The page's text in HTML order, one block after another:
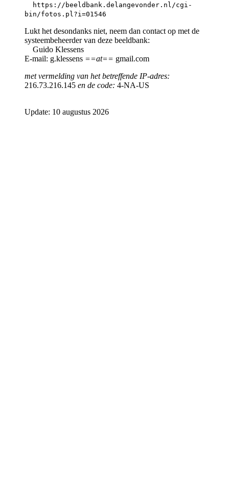
https://beeldbank.delangevonder.nl/cgi-
bin/fotos.pl?i=01546
Lukt het desondanks niet, neem dan contact op met de
systeembeheerder van deze beeldbank:
Guido Klessens
E-mail: g.klessens ==at== gmail.com
met vermelding van het betreffende IP-adres:
216.73.216.145 en de code: 4-NA-US
Update: 10 augustus 2026